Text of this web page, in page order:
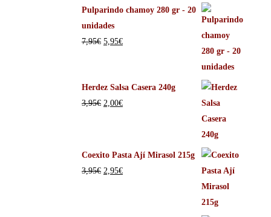
Pulparindo chamoy 280 gr - 20
unidades
7,95€ 5,95€
Herdez Salsa Casera 240g
3,95€ 2,00€
Coexito Pasta Ají Mirasol 215g
3,95€ 2,95€